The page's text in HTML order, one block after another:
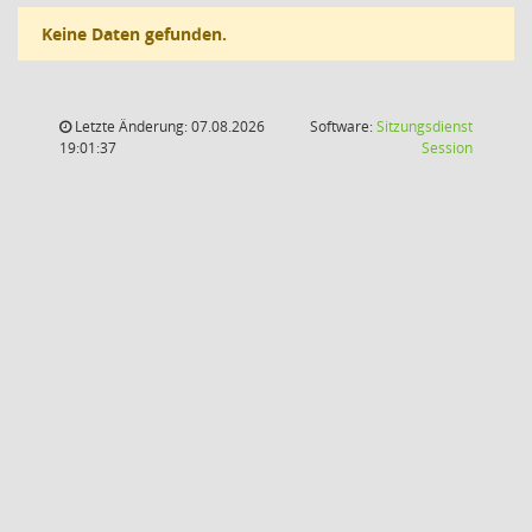
Keine Daten gefunden.
Letzte Änderung: 07.08.2026
19:01:37
Software:Sitzungsdienst
Session(Wird in